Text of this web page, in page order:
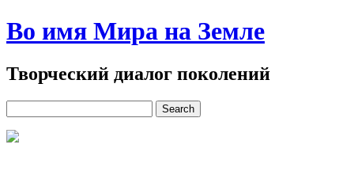
Во имя Мира на Земле
Творческий диалог поколений